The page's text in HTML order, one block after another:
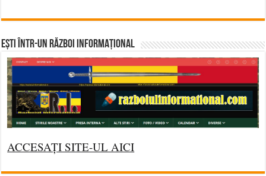
Ești într-un RĂZBOI INFORMAȚIONAL
ACCESAȚI SITE-UL AICI